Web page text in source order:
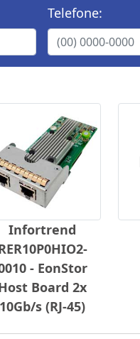
Telefone:
Infortrend
- EonStor
Board 2x
10Gb/s (RJ-45)